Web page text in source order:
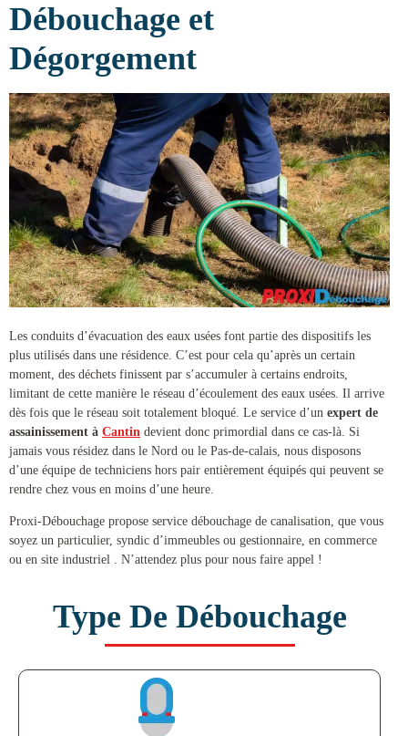
Débouchage et
Dégorgement
Les conduits d’évacuation des eaux usées font partie des dispositifs les
plus utilisés dans une résidence. C’est pour cela qu’après un certain
moment, des déchets finissent par s’accumuler à certains endroits,
limitant de cette manière le réseau d’écoulement des eaux usées. Il arrive
dès fois que le réseau soit totalement bloqué. Le service d’un expert de
assainissement à Cantin devient donc primordial dans ce cas-là. Si
jamais vous résidez dans le Nord ou le Pas-de-calais, nous disposons
d’une équipe de techniciens hors pair entièrement équipés qui peuvent se
rendre chez vous en moins d’une heure.
Proxi-Débouchage propose service débouchage de canalisation, que vous
soyez un particulier, syndic d’immeubles ou gestionnaire, en commerce
ou en site industriel . N’attendez plus pour nous faire appel !
Type De Débouchage